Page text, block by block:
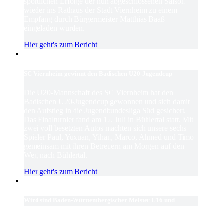
Hier geht's zum Bericht
Hier geht's zum Bericht